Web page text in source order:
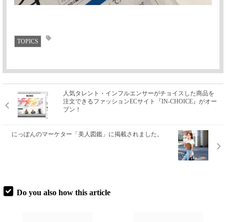
TOPICS
人気タレント・インフルエンサーがチョイスした商品を
注文できるファッションECサイト『IN-CHOICE』がオー
プン！
にっぽんのマーケター「美人図鑑」に掲載されました。
Do you also how this article